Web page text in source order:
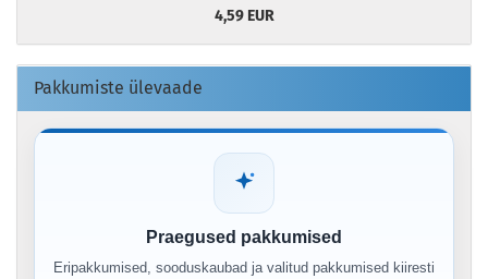
4,59 EUR
Pakkumiste ülevaade
Praegused pakkumised
Eripakkumised, sooduskaubad ja valitud pakkumised kiiresti